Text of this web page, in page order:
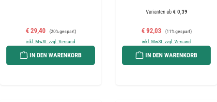
Verkaufspreis:
€ 29,40 Regulärer Preis:
(20% gespart)
inkl. MwSt. zzgl. Versand
IN DEN WARENKORB
Varianten ab€ 0,39
Verkaufspreis:
€ 92,03 Regulärer Preis:
(11% gespart)
inkl. MwSt. zzgl. Versand
IN DEN WARENKORB